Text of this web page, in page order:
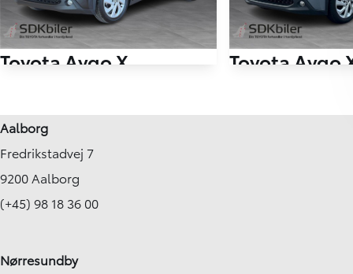
Toyota Aygo X
2022
Benzin
KONTANT
FINANSIERING
Toyota Aygo
Aalborg
Fredrikstadvej 7
9200 Aalborg
(+45) 98 18 36 00
Nørresundby